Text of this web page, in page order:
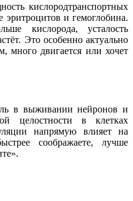
кислородтранспортных
эритроцитов и гемоглобина.
кислорода, усталость
Это особенно актуально
много двигается или хочет
в выживании нейронов и
целостности в клетках
напрямую влияет на
соображаете, лучше
.